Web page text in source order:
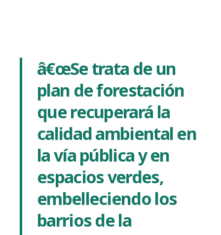
â€œSe trata de un
plan de forestación
que recuperará la
calidad ambiental en
la ví­a pública y en
espacios verdes,
embelleciendo los
barrios de la